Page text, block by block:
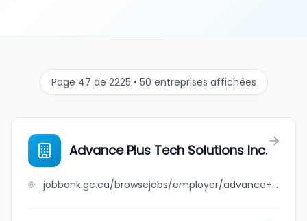
Page 47 de 2225 • 50 entreprises affichées
Advance Plus Tech Solutions Inc.
jobbank.gc.ca/browsejobs/employer/advance+plus+tech+solutions+inc./ca